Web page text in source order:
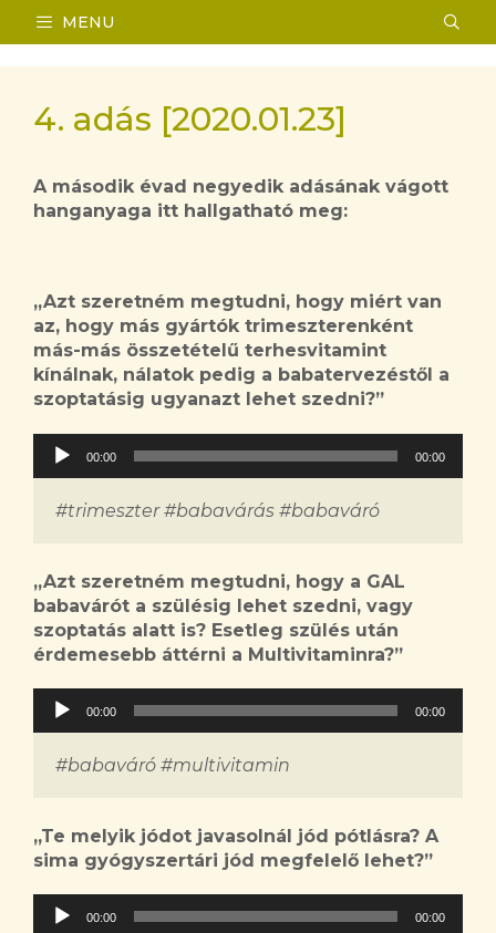
Kilépés
MENU
4. adás [2020.01.23]
A második évad negyedik adásának vágott
hanganyaga itt hallgatható meg:
„Azt szeretném megtudni, hogy miért van
az, hogy más gyártók trimeszterenként
más-más összetételű terhesvitamint
kínálnak, nálatok pedig a babatervezéstől a
szoptatásig ugyanazt lehet szedni?”
Audió
lejátszó
00:00 00:00
#trimeszter #babavárás #babaváró
„Azt szeretném megtudni, hogy a GAL
babavárót a szülésig lehet szedni, vagy
szoptatás alatt is? Esetleg szülés után
érdemesebb áttérni a Multivitaminra?”
Audió
lejátszó
00:00 00:00
#babaváró #multivitamin
„Te melyik jódot javasolnál jód pótlásra? A
sima gyógyszertári jód megfelelő lehet?”
Audió
00:00 00:00